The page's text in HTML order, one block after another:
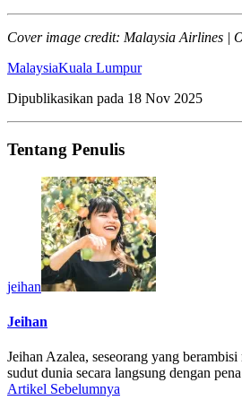
Cover image credit: Malaysia Airlines |
MalaysiaKuala Lumpur
Dipublikasikan pada 18 Nov 2025
Tentang Penulis
jeihan
Jeihan
Jeihan Azalea, seseorang yang
sudut dunia secara langsung dengan
Artikel Sebelumnya